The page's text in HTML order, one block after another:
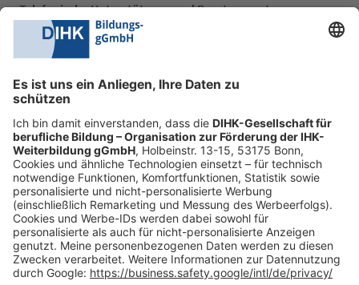
Telefonische Unterstützung und Beratung unter:
0228 6205 205
Fr.:
09:00-14:00 Uhr
shop@dihk-bildung.shop
Vertrag widerrufen
Zahlungsarten